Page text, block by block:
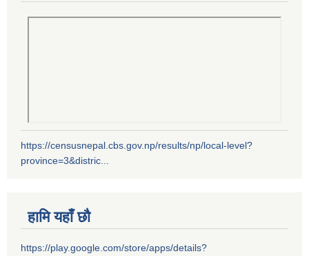
https://censusnepal.cbs.gov.np/results/np/local-level?
province=3&distric...
हामि यहाँ छौ
https://play.google.com/store/apps/details?